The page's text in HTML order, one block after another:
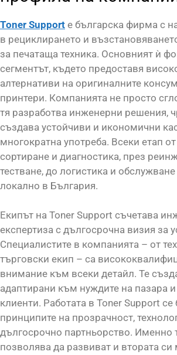
Toner Support е българска фирма с
в рециклирането и
за печатаща техника. Основният ѝ
сегментът, където предоставя
алтернативи на оригиналните
принтери. Компанията не просто
тя разработва инженерни решения,
създава устойчиви и икономични
многократна употреба. Всеки етап
сортиране и диагностика, през
тестване, до логистика и
локално в България.
Екипът на Toner Support съчетава
експертиза с дългосрочна визия за
Специалистите в компанията – от
търговски екип – са
внимание към всеки детайл. Те
адаптирани към нуждите на пазара
клиенти. Работата в Toner Support се
принципите на прозрачност,
дългосрочно партньорство. Именно
позволява да развиват и втората си